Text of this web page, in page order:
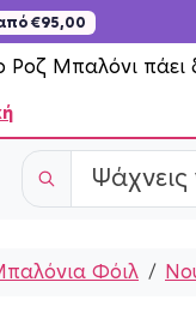
€95,00
Ροζ Μπαλόνι πάει
Φόιλ